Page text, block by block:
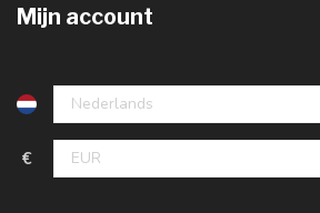
Mijn account
€